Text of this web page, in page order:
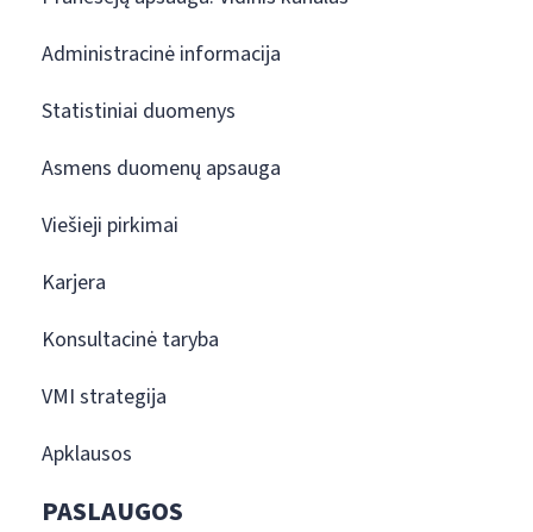
Administracinė informacija
Statistiniai duomenys
Asmens duomenų apsauga
Viešieji pirkimai
Karjera
Konsultacinė taryba
VMI strategija
Apklausos
PASLAUGOS